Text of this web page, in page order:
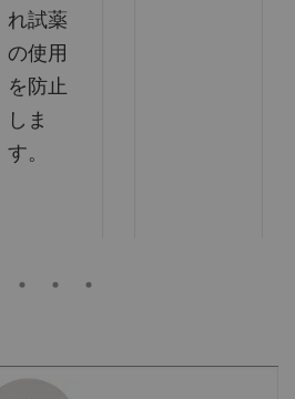
れ試薬
の使用
を防止
しま
す。